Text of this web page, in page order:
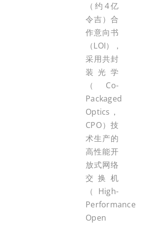
（约4亿
令吉）合
作意向书
（LOI），
采用共封
装光学
（Co-
Packaged
Optics，
CPO）技
术生产的
高性能开
放式网络
交换机
（High-
Performance
Open